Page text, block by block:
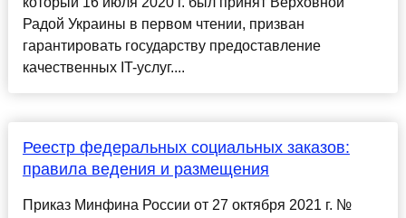
Радой Украины в первом чтении, призван
гарантировать государству предоставление
качественных IT-услуг....
Реестр федеральных социальных заказов:
правила ведения и размещения
Приказ Минфина России от 27 октября 2021 г. №